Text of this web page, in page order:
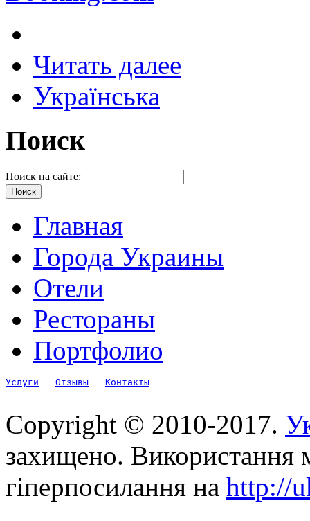
Читать далее
Українська
Поиск
Поиск на сайте:
Главная
Города Украины
Отели
Рестораны
Портфолио
Услуги Отзывы Контакты
Copyright © 2010-2017.
захищено. Використання
гіперпосилання на http://